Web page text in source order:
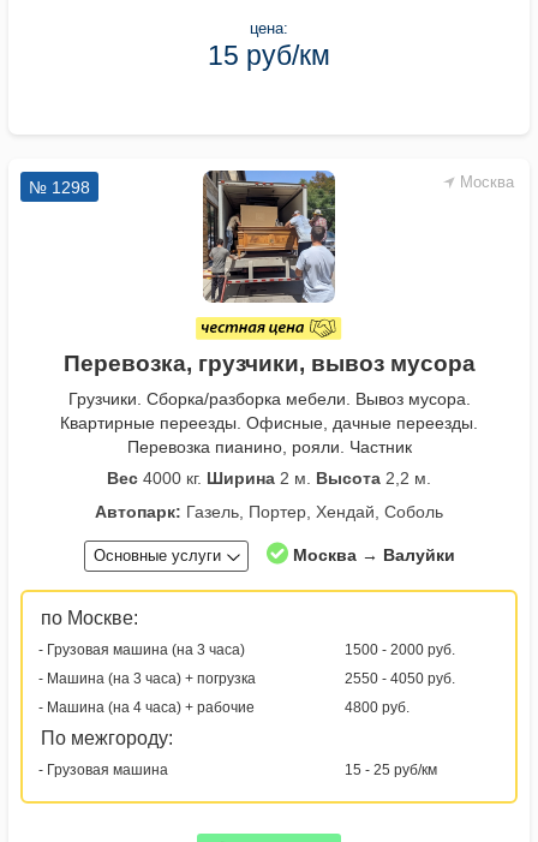
цена:
15 руб/км
Москва
№ 1298
Перевозка, грузчики, вывоз мусора
Грузчики. Сборка/разборка мебели. Вывоз мусора.
Квартирные переезды. Офисные, дачные переезды.
Перевозка пианино, рояли. Частник
Вес 4000 кг. Ширина 2 м. Высота 2,2 м.
Автопарк: Газель, Портер, Хендай, Соболь
Основные услуги Москва → Валуйки
по Москве:
- Грузовая машина (на 3 часа)
1500 - 2000 руб.
- Машина (на 3 часа) + погрузка
2550 - 4050 руб.
- Машина (на 4 часа) + рабочие
4800 руб.
По межгороду:
- Грузовая машина 15 - 25 руб/км